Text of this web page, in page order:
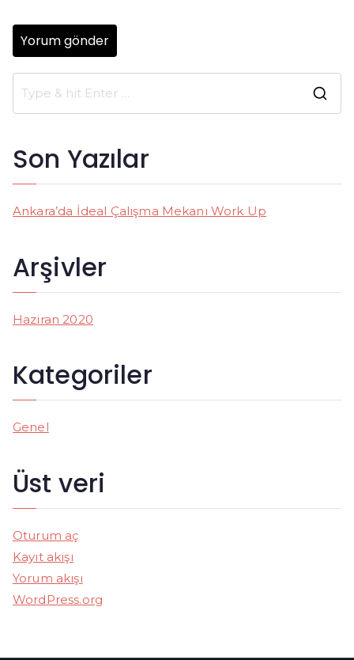
c
:
Son Yazılar
Ankara’da İdeal Çalışma Mekanı Work Up
Arşivler
Haziran 2020
Kategoriler
Genel
Üst veri
Oturum aç
Kayıt akışı
Yorum akışı
WordPress.org